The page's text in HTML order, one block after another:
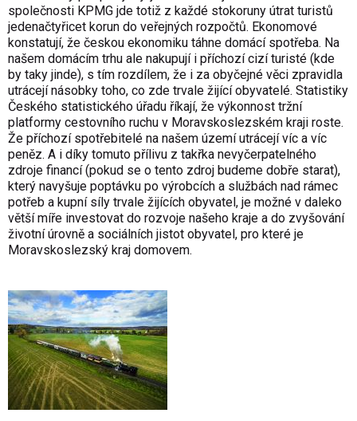
společnosti KPMG jde totiž z každé stokoruny útrat turistů
jedenačtyřicet korun do veřejných rozpočtů. Ekonomové
konstatují, že českou ekonomiku táhne domácí spotřeba. Na
našem domácím trhu ale nakupují i příchozí cizí turisté (kde
by taky jinde), s tím rozdílem, že i za obyčejné věci zpravidla
utrácejí násobky toho, co zde trvale žijící obyvatelé. Statistiky
Českého statistického úřadu říkají, že výkonnost tržní
platformy cestovního ruchu v Moravskoslezském kraji roste.
Že příchozí spotřebitelé na našem území utrácejí víc a víc
peněz. A i díky tomuto přílivu z takřka nevyčerpatelného
zdroje financí (pokud se o tento zdroj budeme dobře starat),
který navyšuje poptávku po výrobcích a službách nad rámec
potřeb a kupní síly trvale žijících obyvatel, je možné v daleko
větší míře investovat do rozvoje našeho kraje a do zvyšování
životní úrovně a sociálních jistot obyvatel, pro které je
Moravskoslezský kraj domovem.